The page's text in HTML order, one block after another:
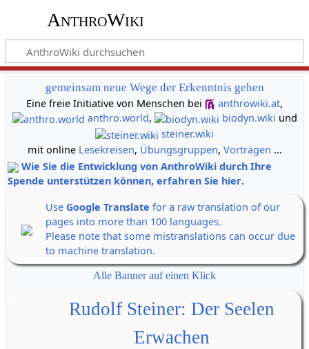
AnthroWiki
gemeinsam neue Wege der Erkenntnis gehen
Eine freie Initiative von Menschen bei
anthrowiki.at,
anthro.world, biodyn.wiki und
steiner.wiki
mit online Lesekreisen, Übungsgruppen, Vorträgen ...
Wie Sie die Entwicklung von AnthroWiki durch Ihre
Spende unterstützen können, erfahren Sie hier.
Use Google Translate for a raw translation of our
pages into more than 100 languages.
Please note that some mistranslations can occur due
to machine translation.
Alle Banner auf einen Klick
Rudolf Steiner: Der Seelen
Erwachen